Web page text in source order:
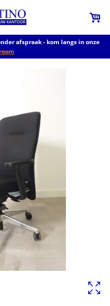
afspraak - kom langs in onze